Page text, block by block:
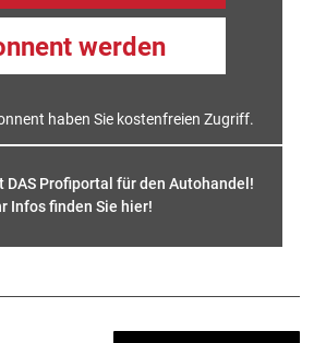
werden
haben Sie kostenfreien Zugriff.
DAS Profiportal für den Autohandel!
Infos finden Sie hier!